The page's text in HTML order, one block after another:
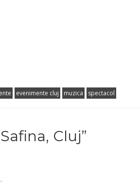
evenimente cluj muzica spectacol
Cluj”